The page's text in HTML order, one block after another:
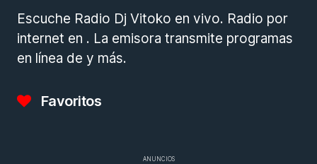
Escuche Radio Dj Vitoko en vivo. Radio por
internet en . La emisora transmite programas
en línea de y más.
Favoritos
ANUNCIOS